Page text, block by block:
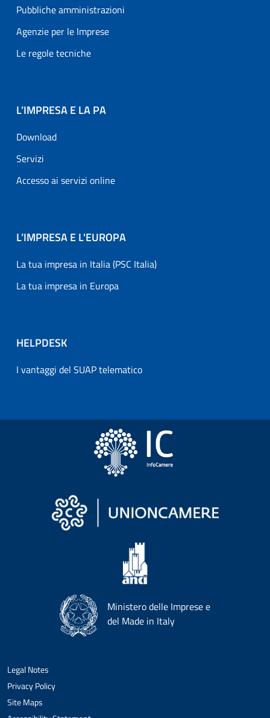
Pubbliche amministrazioni
Agenzie per le Imprese
Le regole tecniche
L’IMPRESA E LA PA
Download
Servizi
Accesso ai servizi online
L’IMPRESA E L'EUROPA
La tua impresa in Italia (PSC Italia)
La tua impresa in Europa
HELPDESK
I vantaggi del SUAP telematico
Ministero delle Imprese e
del Made in Italy
Legal Notes
Privacy Policy
Site Maps